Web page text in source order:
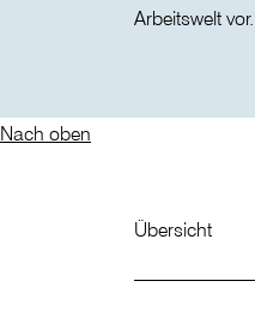
Arbeitswelt vor.
Nach oben
Übersicht